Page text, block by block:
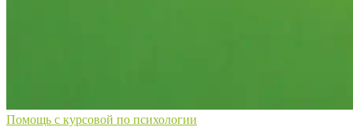
Помощь с курсовой по психологии